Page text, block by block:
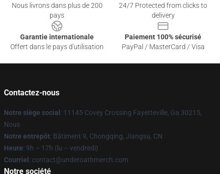
Nous livrons dans plus de 200
pays
24/7 Protected from clicks to
delivery
Garantie internationale
Offert dans le pays d'utilisation
Paiement 100% sécurisé
PayPal / MasterCard / Visa
Contactez-nous
Notre siège social : 11145 Covey Crossing Fayetteville, Ga 30215,
Nous
Notre entrepôt: Bâtiment 9, Chongqing, Jiangsu, CN
Heure: 9h – 17h (lu – vendredi)
Courriel : contact@underoathmerch.com
Notre société